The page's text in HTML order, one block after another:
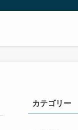
カテゴリー